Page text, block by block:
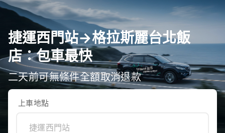
捷運西門站→格拉斯麗台北飯
店：包車最快
二天前可無條件全額取消退款
上車地點